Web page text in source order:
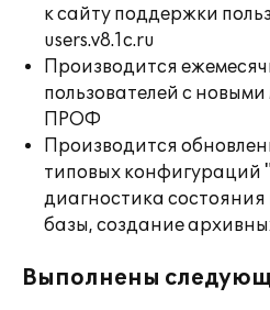
к сайту поддержки
users.v8.1c.ru
Производится
пользователей с
ПРОФ
Производится
типовых конфигураций
диагностика
базы, создание
Выполнены